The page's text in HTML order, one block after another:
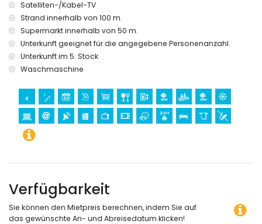
Satelliten-/Kabel-TV
Strand innerhalb von 100 m.
Supermarkt innerhalb von 50 m.
Unterkunft geeignet für die angegebene Personenanzahl.
Unterkunft im 5. Stock
Waschmaschine
Verfügbarkeit
Sie können den Mietpreis berechnen, indem Sie auf
das gewünschte An- und Abreisedatum klicken!